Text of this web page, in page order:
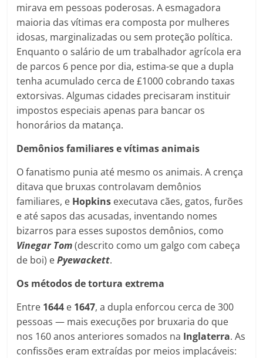
mirava em pessoas poderosas. A esmagadora
maioria das vítimas era composta por mulheres
idosas, marginalizadas ou sem proteção política.
Enquanto o salário de um trabalhador agrícola era
de parcos 6 pence por dia, estima-se que a dupla
tenha acumulado cerca de £1000 cobrando taxas
extorsivas. Algumas cidades precisaram instituir
impostos especiais apenas para bancar os
honorários da matança.
Demônios familiares e vítimas animais
O fanatismo punia até mesmo os animais. A crença
ditava que bruxas controlavam demônios
familiares, e Hopkins executava cães, gatos, furões
e até sapos das acusadas, inventando nomes
bizarros para esses supostos demônios, como
Vinegar Tom(descrito como um galgo com cabeça
de boi) ePyewackett.
Os métodos de tortura extrema
Entre 1644 e 1647, a dupla enforcou cerca de 300
pessoas — mais execuções por bruxaria do que
nos 160 anos anteriores somados na Inglaterra. As
confissões eram extraídas por meios implacáveis: